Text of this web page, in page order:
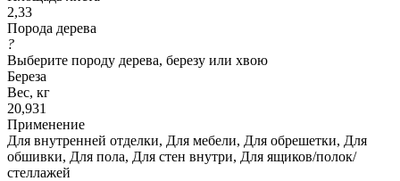
2,33
Порода дерева
?
Выберите породу дерева, березу или хвою
Береза
Вес, кг
20,931
Применение
Для внутренней отделки, Для мебели, Для обрешетки, Для
обшивки, Для пола, Для стен внутри, Для ящиков/полок/
стеллажей